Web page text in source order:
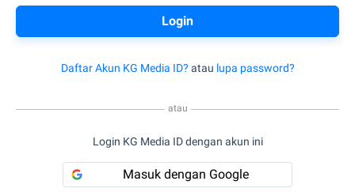
Daftar Akun KG Media ID? atau lupa password?
atau
Login KG Media ID dengan akun ini
Masuk dengan Google